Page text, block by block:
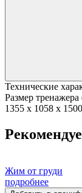
Технические
Размер
1355 x 1058 x 1500
Жим от груди
подробнее